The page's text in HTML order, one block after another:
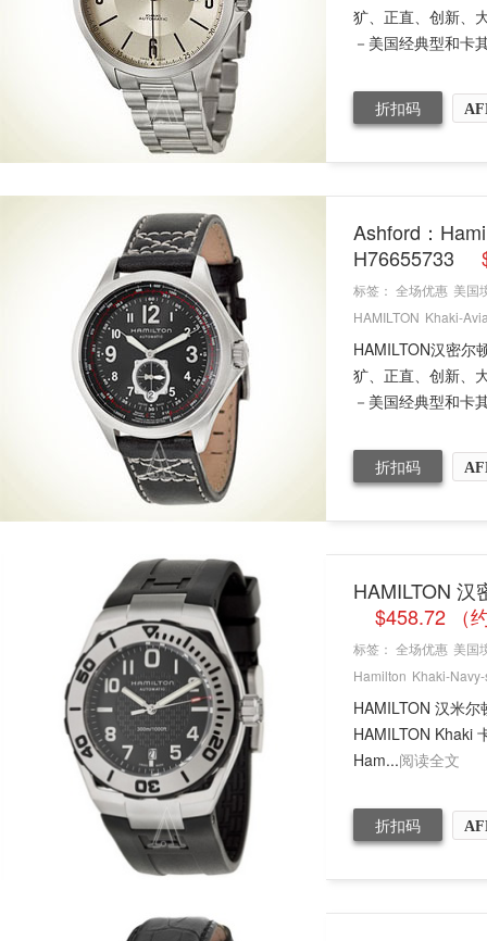
犷、正直、创新、
－美国经典型和卡
折扣码
Ashford：
H76655733
标签： 全场优惠 美国
HAMILTON Khaki-
HAMILTON汉密尔
犷、正直、创新、
－美国经典型和卡
折扣码
HAMILTON
$458.72 （
标签： 全场优惠 美国
Hamilton Khaki-
HAMILTON 汉米
HAMILTON Khaki
Ham...阅读全文
折扣码